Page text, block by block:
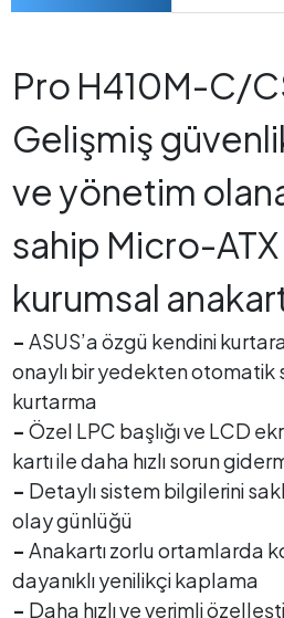
Pro H410M-C/
Gelişmiş
ve yönetim
sahip Micro-ATX
kurumsal
- ASUS’a özgü kendini
onaylı bir yedekten otomatik
kurtarma
- Özel LPC başlığı ve LCD
kartı ile daha hızlı sorun
- Detaylı sistem bilgilerini
olay günlüğü
- Anakartı zorlu ortamlarda
dayanıklı yenilikçi kaplama
- Daha hızlı ve verimli